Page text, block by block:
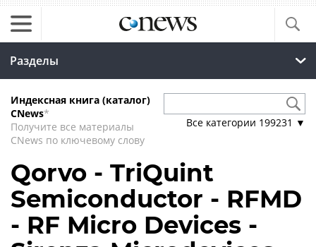
Разделы
Индексная книга (каталог)
CNews*
Получите все материалы
CNews по ключевому слову
Все категории 199231 ▼
Qorvo - TriQuint
Semiconductor - RFMD
- RF Micro Devices -